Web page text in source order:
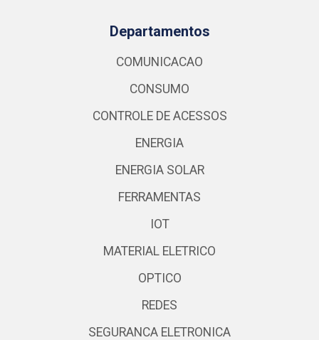
Departamentos
COMUNICACAO
CONSUMO
CONTROLE DE ACESSOS
ENERGIA
ENERGIA SOLAR
FERRAMENTAS
IOT
MATERIAL ELETRICO
OPTICO
REDES
SEGURANCA ELETRONICA